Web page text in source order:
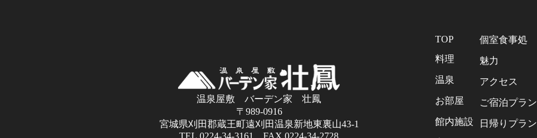
温泉屋敷 バーデン家 壮鳳
〒989-0916
宮城県刈田郡蔵王町遠刈田温泉新地東裏山43-1
TOP
料理
温泉
お部屋
館内施設
個室食事処
魅力
アクセス
ご宿泊プラン
日帰りプラン